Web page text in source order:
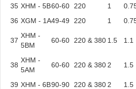
35 XHM - 5B60-60 220 1
36 XGM - 1A49-49 220 1
37
XHM -
5BM
60-60 220 & 380 1.5 1.1
38
XHM -
5AM
60-60 220 & 380 2 1.5
39 XHM - 6B90-90 220 & 380 2 1.5